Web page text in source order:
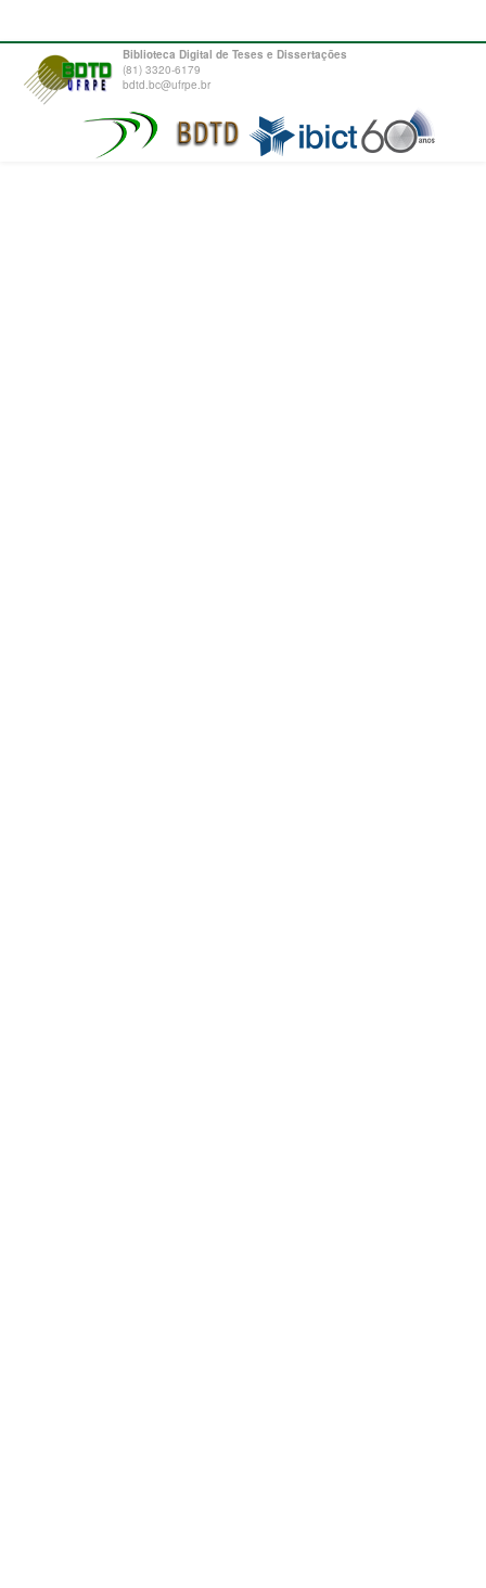
Biblioteca Digital de Teses e Dissertações
(81) 3320-6179
bdtd.bc@ufrpe.br